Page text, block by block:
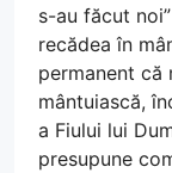
s-au făcut
recădea în
permanent că
mântuiască,
a Fiului lui
presupune